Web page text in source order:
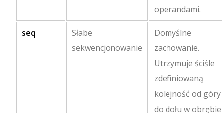
operandami.
seq
Słabe
sekwencjonowanie
Domyślne
zachowanie.
Utrzymuje ściśle
zdefiniowaną
kolejność od góry
do dołu w obrębie